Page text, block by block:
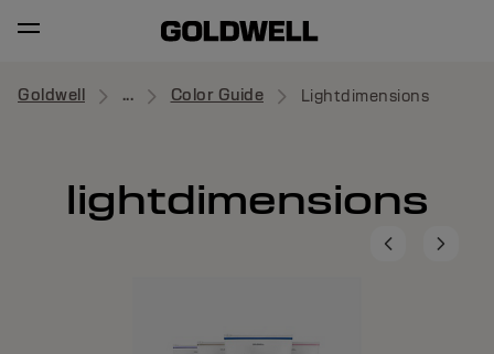
Goldwell ... Color Guide Lightdimensions
lightdimensions